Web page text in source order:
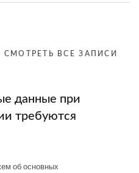
СМОТРЕТЬ ВСЕ ЗАПИСИ
данные при
требуются
об основных